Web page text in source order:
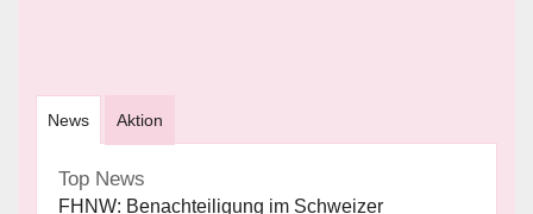
News Aktion
Top News
FHNW: Benachteiligung im Schweizer